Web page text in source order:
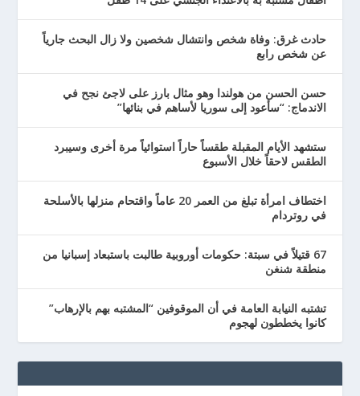
حادث غرق: وفاة شخص وانتشال شخصين ولا زال البحث جارياً
عن شخص رابع
حسن الحسن من هولندا وهو مثال بارز على لاجئ نجح في
الاندماج: “سأعود إلى سوريا لأساهم في بنائها”
ستشهد الأيام المقبلة طقساً حاراً استوائياً مرة أخرى وسيبرد
الطقس لاحقاً خلال الأسبوع
اختطاف امرأة تبلغ من العمر 20 عاماً واقتحام منزلها بالأسلحة
في روتردام
67 قتيلاً في سبتة: حكومات أوروبية طالبت باستبعاد إسبانيا من
منطقة شنغن
تشتبه النيابة العامة في أن الموقوفين “المشتبه بهم بالإرهاب”
كانوا يخططون لهجوم